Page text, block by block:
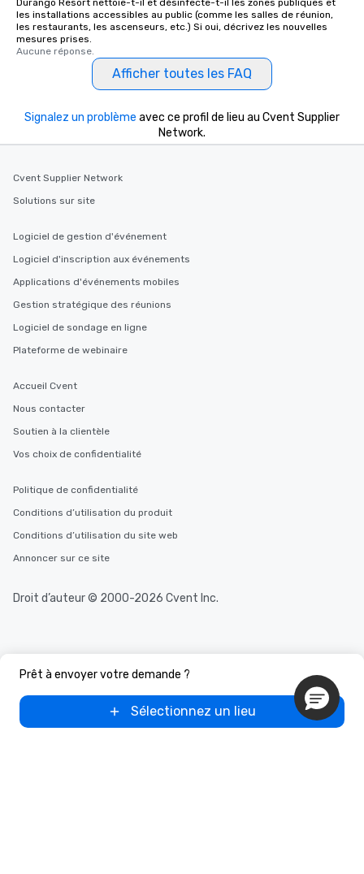
Durango Resort nettoie-t-il et désinfecte-t-il les zones publiques et
les installations accessibles au public (comme les salles de réunion,
les restaurants, les ascenseurs, etc.) Si oui, décrivez les nouvelles
mesures prises.
Aucune réponse.
Afficher toutes les FAQ
Prêt à envoyer votre demande ?
Sélectionnez un lieu
Signalez un problème avec ce profil de lieu au Cvent Supplier
Network.
Cvent Supplier Network
Solutions sur site
Logiciel de gestion d'événement
Logiciel d'inscription aux événements
Applications d'événements mobiles
Gestion stratégique des réunions
Logiciel de sondage en ligne
Plateforme de webinaire
Accueil Cvent
Nous contacter
Soutien à la clientèle
Vos choix de confidentialité
Politique de confidentialité
Conditions d’utilisation du produit
Conditions d’utilisation du site web
Annoncer sur ce site
Droit d’auteur © 2000-2026 Cvent Inc.